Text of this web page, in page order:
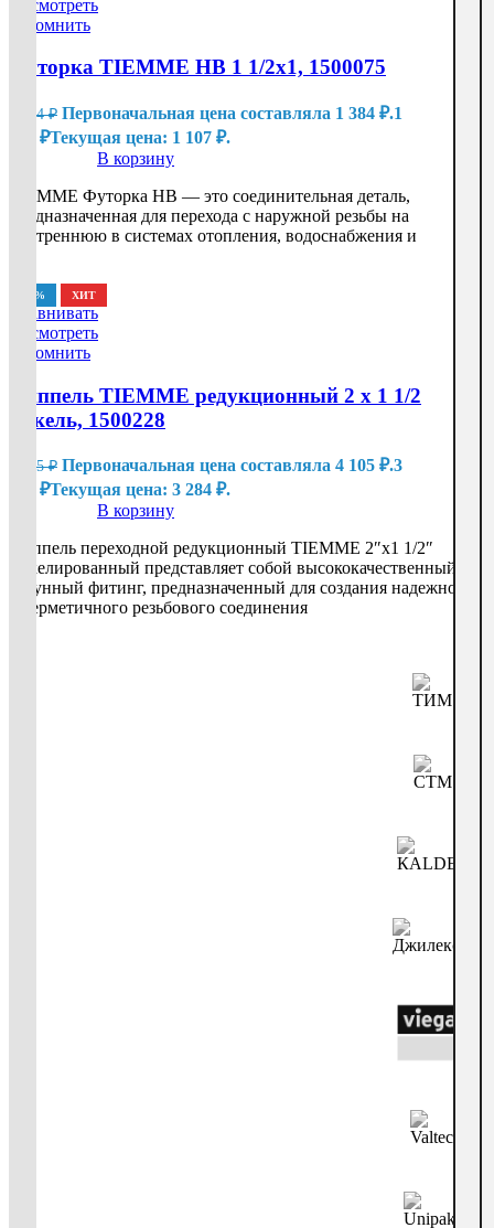
Посмотреть
Запомнить
Футорка TIEMME НВ 1 1/2х1, 1500075
1 384₽ Первоначальная цена составляла 1 384 ₽.1
₽Текущая цена: 1 107 ₽.
В корзину
TIEMME Футорка НВ — это соединительная деталь,
предназначенная для перехода с наружной резьбы на
внутреннюю в системах отопления, водоснабжения и
-20% ХИТ
Сравнивать
Посмотреть
Запомнить
Ниппель TIEMME редукционный 2 х 1 1/2
никель, 1500228
4 105₽ Первоначальная цена составляла 4 105 ₽.3
₽Текущая цена: 3 284 ₽.
В корзину
Ниппель переходной редукционный TIEMME 2″х1 1/2″
никелированный представляет собой высококачественный
латунный фитинг, предназначенный для создания надежного
и герметичного резьбового соединения